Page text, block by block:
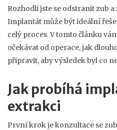
Rozhodli jste se odstranit zub a
Implantát může být ideální
celý proces. V tomto článku
očekávat od operace, jak
připravit, aby výsledek byl co
Jak probíhá
extrakci
První krok je konzultace se